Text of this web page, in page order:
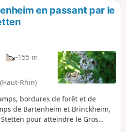
en passant par le
-155 m
Rhin)
bordures de forêt et de
de Bartenheim et Brinckheim,
pour atteindre le Gros